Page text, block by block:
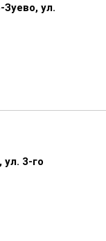
ул.
ул. 3-го